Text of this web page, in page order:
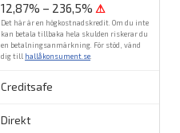
12,87% – 236,5% ⚠
Det här är en högkostnadskredit. Om du inte
kan betala tillbaka hela skulden riskerar du
en betalningsanmärkning. För stöd, vänd
dig till hallåkonsument.se
Creditsafe
Direkt